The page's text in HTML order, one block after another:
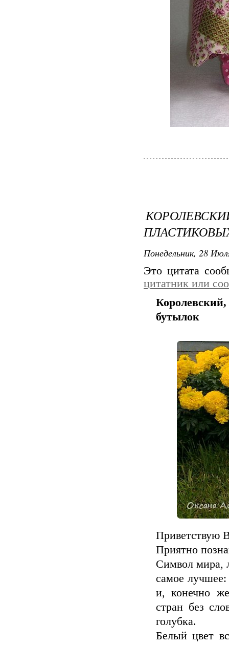
Понедельник, 28
Это цитата
цитатник или
бутылок
Приветствую
Приятно
Символ мира,
самое
и, конечно
стран без
голубка.
Белый цвет